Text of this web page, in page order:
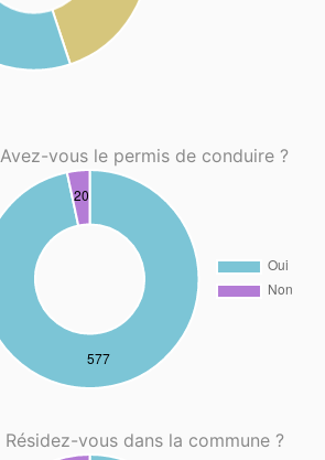
Avez-vous le permis de conduire ?
Résidez-vous dans la commune ?